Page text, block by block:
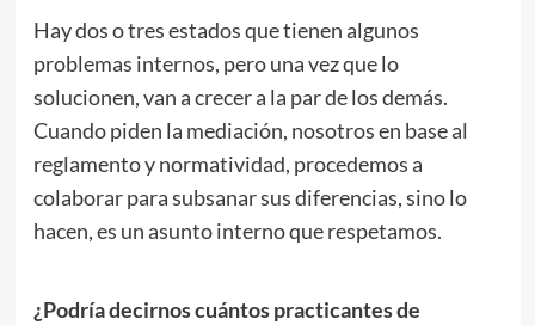
Hay dos o tres estados que tienen algunos
problemas internos, pero una vez que lo
solucionen, van a crecer a la par de los demás.
Cuando piden la mediación, nosotros en base al
reglamento y normatividad, procedemos a
colaborar para subsanar sus diferencias, sino lo
hacen, es un asunto interno que respetamos.
¿Podría decirnos cuántos practicantes de